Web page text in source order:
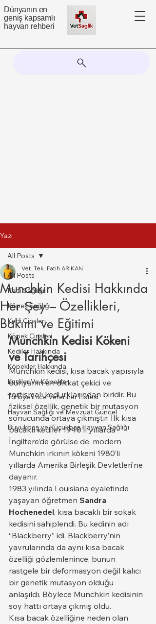
Dünyanın en
geniş kapsamlı
hayvan rehberi
Yazı
All Posts
Kedi Sağlığı
Köpek Sağlığı
Kedi Cinsleri
Köpek Cinsleri
Kediler Hakkında
Köpekler Hakkında
Kediler Ve Köpekler
Türkiye il ilce Veteriner Listesi
Hayvan Sağlığı ve Mevzuat Güncel
Büyükbaş ve Küçükbaş Hayvan Sağlığı
All Posts
Munchkin Kedisi Hakkında
Her Şey – Özellikleri,
Bakımı ve Eğitimi
Vet. Tek. Fatih ARIKAN
Munchkin Kedisi Kökeni
ve Tarihçesi
Munchkin kedisi, kısa bacak yapısıyla
dünyanın en dikkat çekici ve
tartışmalı kedi ırklarından biridir. Bu
fiziksel özellik, genetik bir mutasyon
sonucunda ortaya çıkmıştır. İlk kısa
bacaklı kediler 1940’lı yıllarda
İngiltere’de görülse de, modern
Munchkin ırkının kökeni 1980’li
yıllarda Amerika Birleşik Devletleri’ne
dayanır.
1983 yılında Louisiana eyaletinde
yaşayan öğretmen Sandra
Hochenedel, kısa bacaklı bir sokak
kedisini sahiplendi. Bu kedinin adı
“Blackberry” idi. Blackberry’nin
yavrularında da aynı kısa bacak
özelliği gözlemlenince, bunun
rastgele bir deformasyon değil kalıcı
bir genetik mutasyon olduğu
anlaşıldı. Böylece Munchkin kedisinin
soy hattı ortaya çıkmış oldu.
Kısa bacak özelliğine neden olan